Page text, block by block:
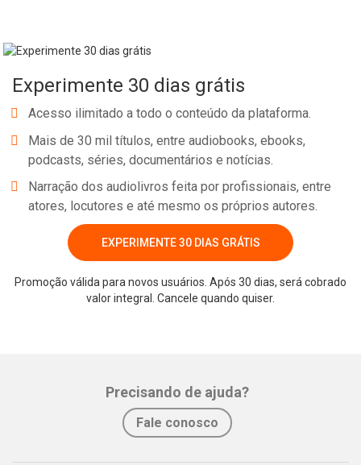
Experimente 30 dias grátis
Acesso ilimitado a todo o conteúdo da plataforma.
Mais de 30 mil títulos, entre audiobooks, ebooks,
podcasts, séries, documentários e notícias.
Narração dos audiolivros feita por profissionais, entre
atores, locutores e até mesmo os próprios autores.
EXPERIMENTE 30 DIAS GRÁTIS
Promoção válida para novos usuários. Após 30 dias, será cobrado
valor integral. Cancele quando quiser.
Precisando de ajuda?
Fale conosco